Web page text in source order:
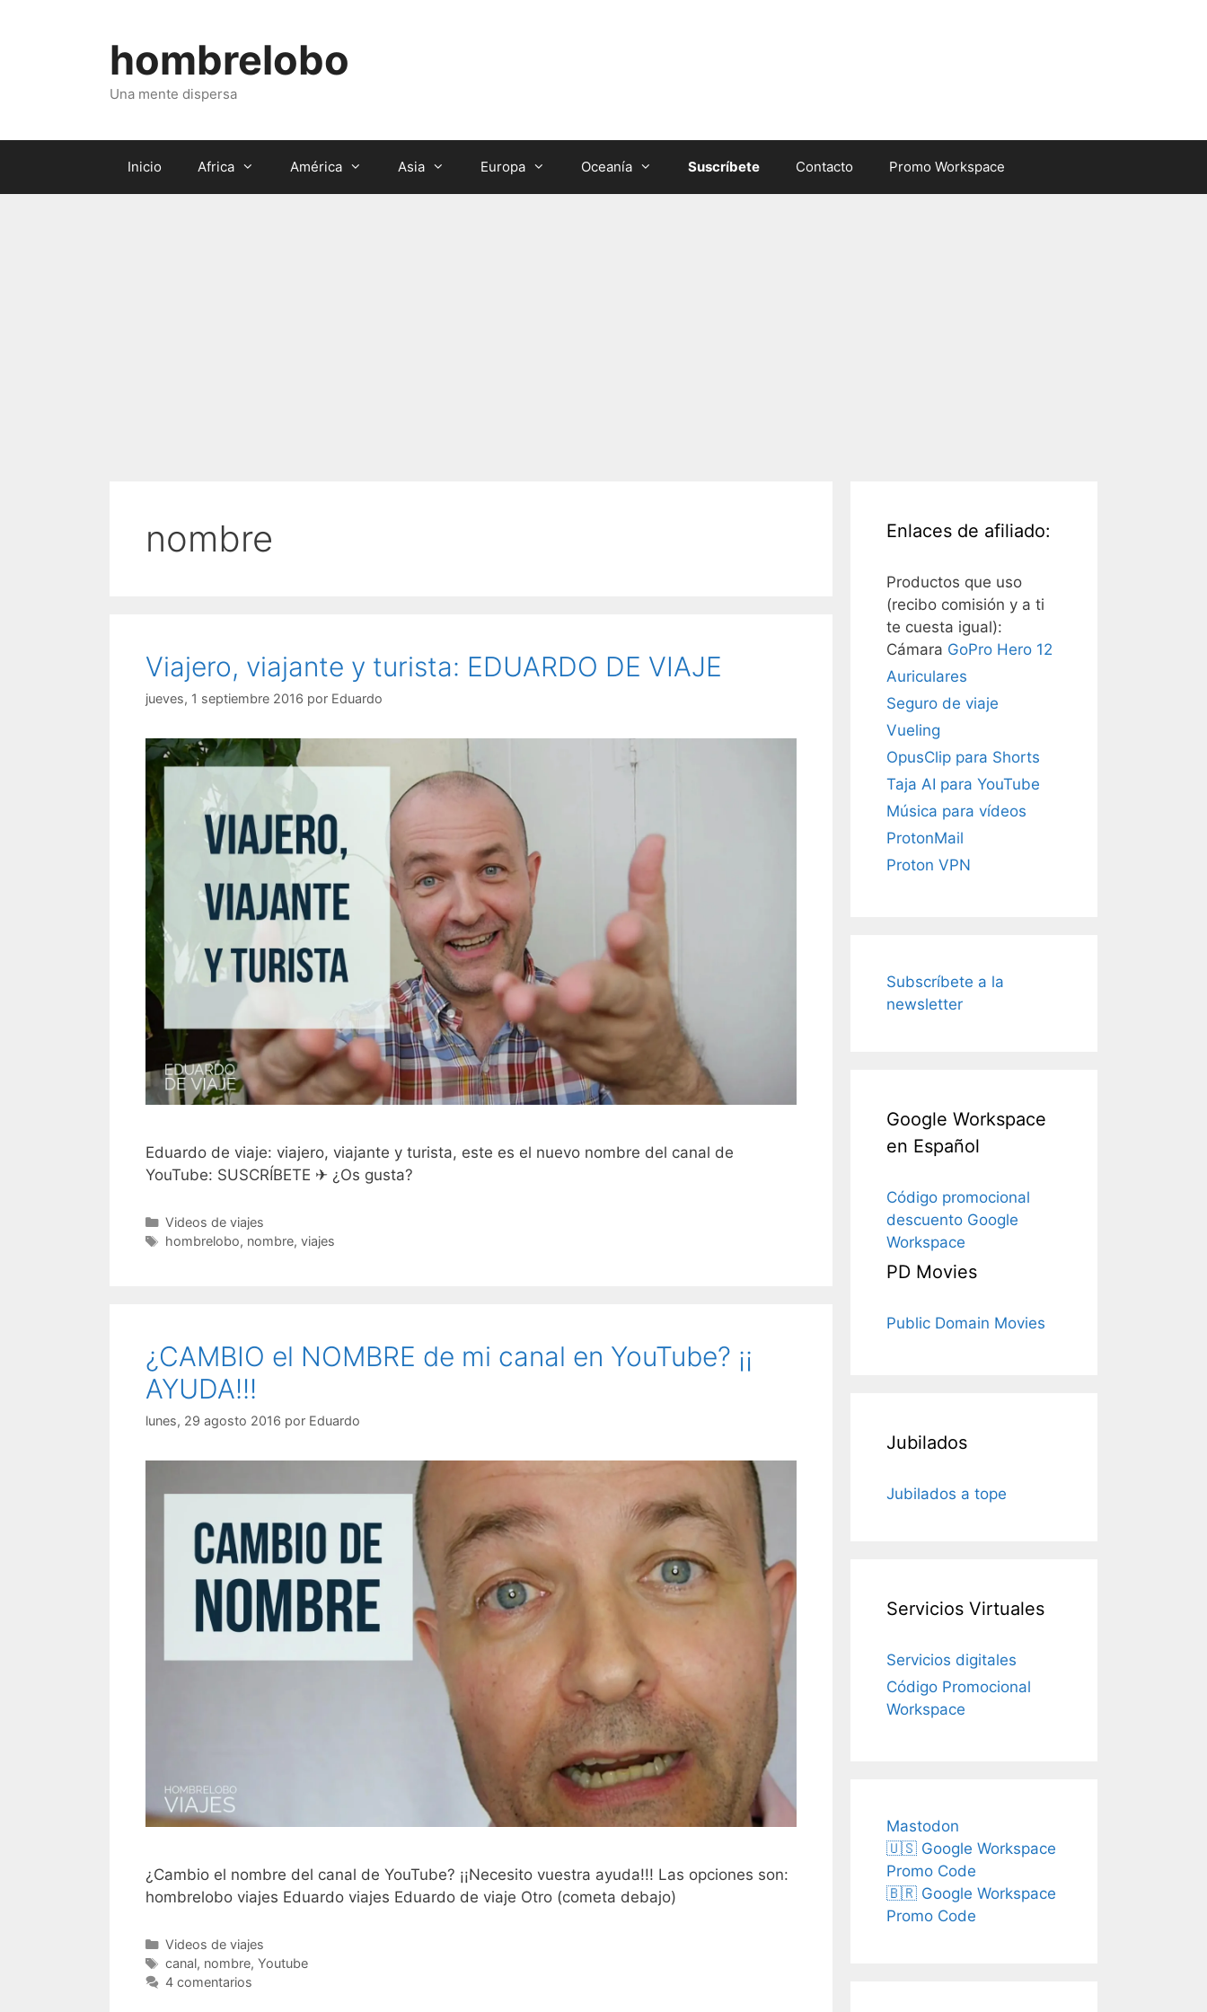
hombrelobo
Una mente dispersa
Inicio Africa América Asia Europa Oceanía Suscríbete Contacto Promo Workspace
nombre
Viajero, viajante y turista: EDUARDO DE VIAJE
jueves, 1 septiembre 2016 por Eduardo
Eduardo de viaje: viajero, viajante y turista, este es el nuevo nombre del canal de
YouTube: SUSCRÍBETE ✈ ¿Os gusta?
Categorías
Videos de viajes
Etiquetas
hombrelobo, nombre, viajes
¿CAMBIO el NOMBRE de mi canal en YouTube? ¡¡
AYUDA!!!
lunes, 29 agosto 2016 por Eduardo
¿Cambio el nombre del canal de YouTube? ¡¡Necesito vuestra ayuda!!! Las opciones son:
hombrelobo viajes Eduardo viajes Eduardo de viaje Otro (cometa debajo)
Categorías
Videos de viajes
Etiquetas
canal, nombre, Youtube
4 comentarios
Enlaces de afiliado:
Productos que uso
(recibo comisión y a ti
te cuesta igual):
Cámara GoPro Hero 12
Auriculares
Seguro de viaje
Vueling
OpusClip para Shorts
Taja AI para YouTube
Música para vídeos
ProtonMail
Proton VPN
Subscríbete a la
newsletter
Google Workspace
en Español
Código promocional
descuento Google
Workspace
PD Movies
Public Domain Movies
Jubilados
Jubilados a tope
Servicios Virtuales
Servicios digitales
Código Promocional
Workspace
Mastodon
🇺🇸 Google Workspace
Promo Code
🇧🇷 Google Workspace
Promo Code